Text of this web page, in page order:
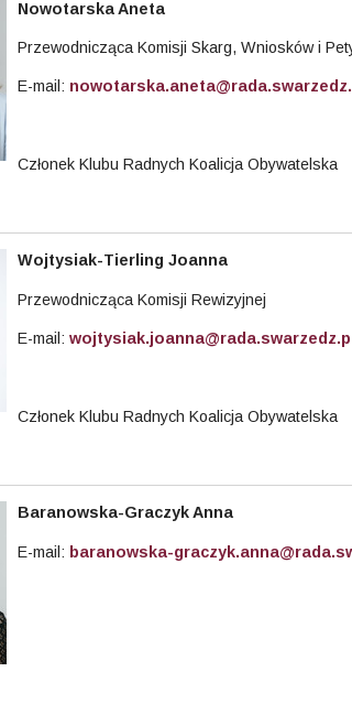
Nowotarska Aneta
Przewodnicząca Komisji Skarg, Wniosków i
E-mail:
Członek Klubu Radnych Koalicja Obywatelska
Wojtysiak-Tierling Joanna
Przewodnicząca Komisji Rewizyjnej
E-mail:
Członek Klubu Radnych Koalicja Obywatelska
Baranowska-Graczyk Anna
E-mail: baranowska-